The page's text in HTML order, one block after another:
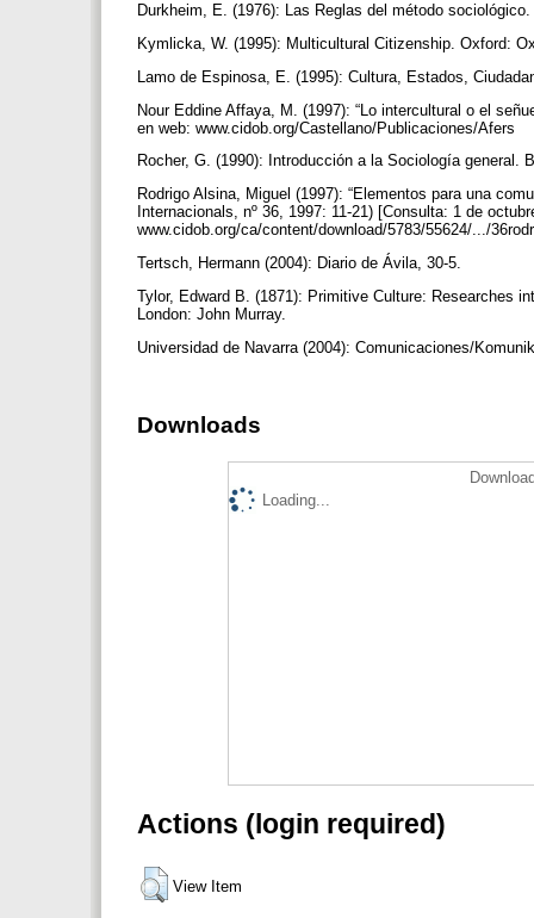
Durkheim, E. (1976): Las Reglas del método
Kymlicka, W. (1995): Multicultural Citizenship. Oxford:
Lamo de Espinosa, E. (1995): Cultura, Estados,
Nour Eddine Affaya, M. (1997): “Lo intercultural o el
en web: www.cidob.org/Castellano/Publicaciones/Afers
Rocher, G. (1990): Introducción a la Sociología general.
Rodrigo Alsina, Miguel (1997): “Elementos para una
Internacionals, nº 36, 1997: 11-21) [Consulta: 1 de
www.cidob.org/ca/content/download/5783/55624/.../
Tertsch, Hermann (2004): Diario de Ávila, 30-5.
Tylor, Edward B. (1871): Primitive Culture: Researches
London: John Murray.
Universidad de Navarra (2004): Comunicaciones/
Downloads
Loading...
Actions (login required)
View Item